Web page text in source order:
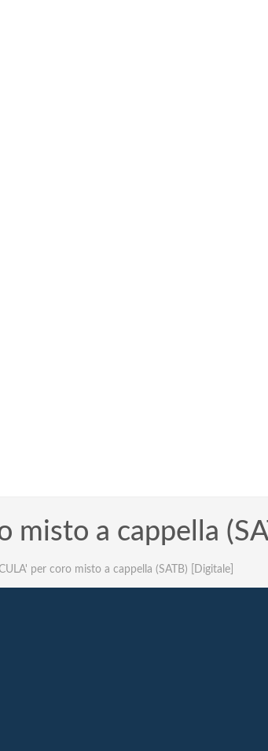
misto a cappella
per coro misto a cappella (SATB) [Digitale]